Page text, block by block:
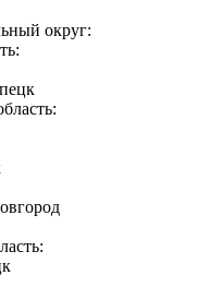
округ: